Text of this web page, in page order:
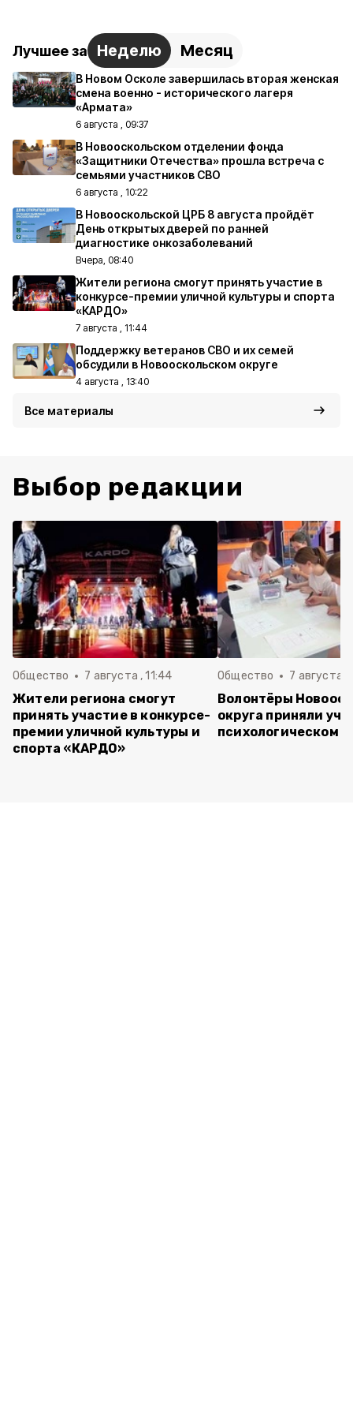
Лучшее за Неделю Месяц
В Новом Осколе завершилась вторая женская
смена военно - исторического лагеря
«Армата»
6 августа , 09:37
В Новооскольском отделении фонда
«Защитники Отечества» прошла встреча с
семьями участников СВО
6 августа , 10:22
В Новооскольской ЦРБ 8 августа пройдёт
День открытых дверей по ранней
диагностике онкозаболеваний
Вчера, 08:40
Жители региона смогут принять участие в
конкурсе-премии уличной культуры и спорта
«КАРДО»
7 августа , 11:44
Поддержку ветеранов СВО и их семей
обсудили в Новооскольском округе
4 августа , 13:40
Все материалы
Выбор редакции
Общество 7 августа , 11:44
Жители региона смогут
принять участие в конкурсе-
премии уличной культуры и
спорта «КАРДО»
Общество 7 августа ,
Волонтёры
округа приняли
психологическом